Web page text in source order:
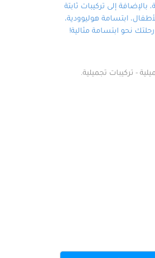
إلى تركيبات ثابتة
ابتسامة هوليوودية،
نحو ابتسامة مثالية!
- تركيبات تجميلية.